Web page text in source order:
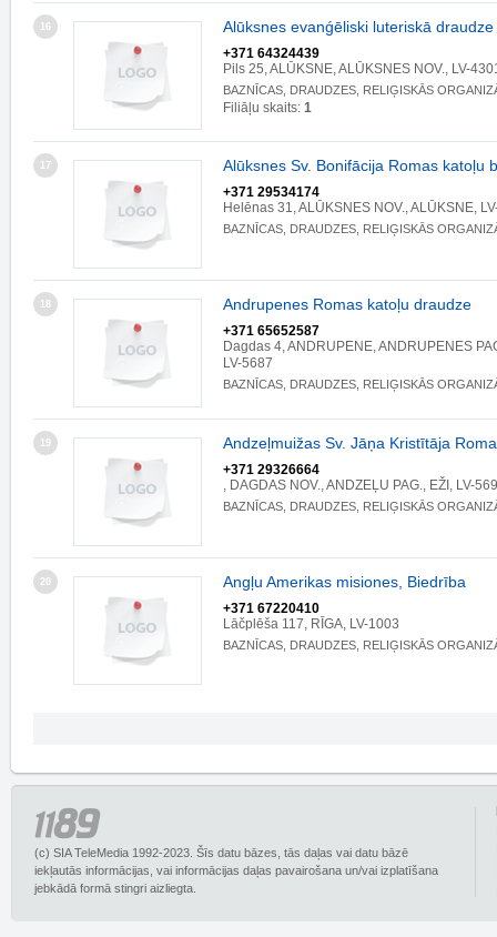
16 Alūksnes evanǵēliski luteriskā draudze
+371 64324439
Pils 25, ALŪKSNE, ALŪKSNES NOV., LV-
BAZNĪCAS, DRAUDZES, RELIĢISKĀS
Filiāļu skaits: 1
17 Alūksnes Sv. Bonifācija Romas katoļu
+371 29534174
Helēnas 31, ALŪKSNES NOV., ALŪKSNE,
BAZNĪCAS, DRAUDZES, RELIĢISKĀS
18 Andrupenes Romas katoļu draudze
+371 65652587
Dagdas 4, ANDRUPENE, ANDRUPENES
LV-5687
BAZNĪCAS, DRAUDZES, RELIĢISKĀS
19 Andzeļmuižas Sv. Jāņa Kristītāja
+371 29326664
, DAGDAS NOV., ANDZEĻU PAG., EŽI, LV-
BAZNĪCAS, DRAUDZES, RELIĢISKĀS
20 Angļu Amerikas misiones, Biedrība
+371 67220410
Lāčplēša 117, RĪGA, LV-1003
BAZNĪCAS, DRAUDZES, RELIĢISKĀS
(c) SIA TeleMedia 1992-2023. Šīs datu bāzes, tās daļas vai datu bāzē
iekļautās informācijas, vai informācijas daļas pavairošana un/vai izplatīšana
jebkādā formā stingri aizliegta.